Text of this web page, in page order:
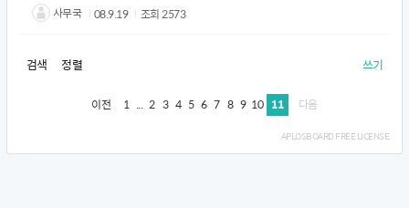
사무국 08.9.19 조회 2573
검색 정렬 쓰기
이전 1 ... 2 3 4 5 6 7 8 9 10 11 다음
APLOSBOARD FREE LICENSE